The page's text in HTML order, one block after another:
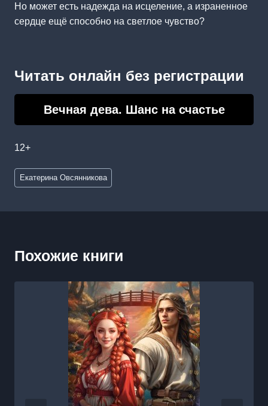
Но может есть надежда на исцеление, а израненное
сердце ещё способно на светлое чувство?
Читать онлайн без регистрации
Вечная дева. Шанс на счастье
12+
Метки
записи:
Екатерина Овсянникова
Похожие книги